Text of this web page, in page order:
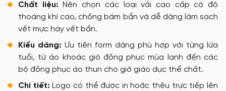
Chất liệu: Nên chọn các loại vải cao cấp có độ
thoáng khí cao, chống bám bẩn và dễ dàng làm sạch
vết mực hay vết bẩn.
Kiểu dáng: Ưu tiên form dáng phù hợp với từng lứa
tuổi, từ áo khoác gió đồng phục mùa lạnh đến các
bộ đồng phục áo thun cho giờ giáo dục thể chất.
Chi tiết: Logo có thể được in hoặc thêu trực tiếp lên